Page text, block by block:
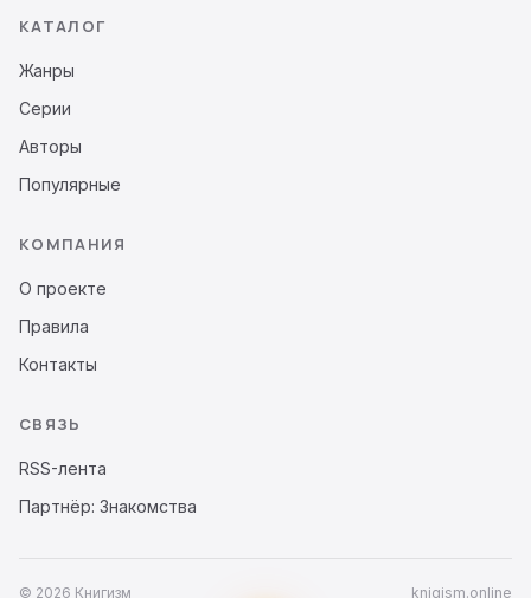
КАТАЛОГ
Жанры
Серии
Авторы
Популярные
КОМПАНИЯ
О проекте
Правила
Контакты
СВЯЗЬ
RSS-лента
Партнёр: Знакомства
© 2026 Книгизм knigism.online